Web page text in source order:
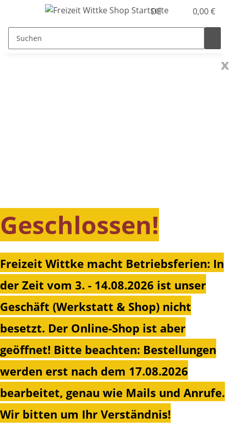
DE 0,00 €
x
Geschlossen!
Freizeit Wittke macht Betriebsferien: In
der Zeit vom 3. - 14.08.2026 ist unser
Geschäft (Werkstatt & Shop) nicht
besetzt. Der Online-Shop ist aber
geöffnet! Bitte beachten: Bestellungen
werden erst nach dem 17.08.2026
bearbeitet, genau wie Mails und Anrufe.
Wir bitten um Ihr Verständnis!